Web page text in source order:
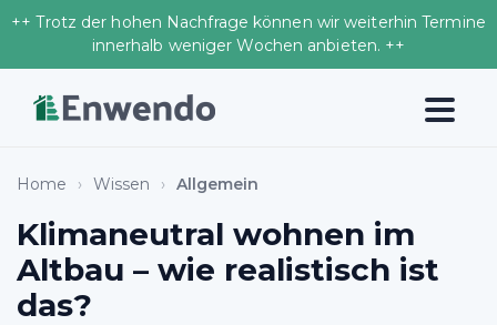
++ Trotz der hohen Nachfrage können wir weiterhin Termine
innerhalb weniger Wochen anbieten. ++
Home › Wissen › Allgemein
Klimaneutral wohnen im
Altbau – wie realistisch ist
das?